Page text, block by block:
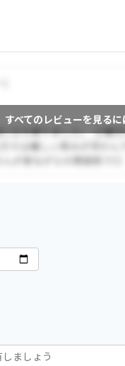
すべてのレビューを見るに